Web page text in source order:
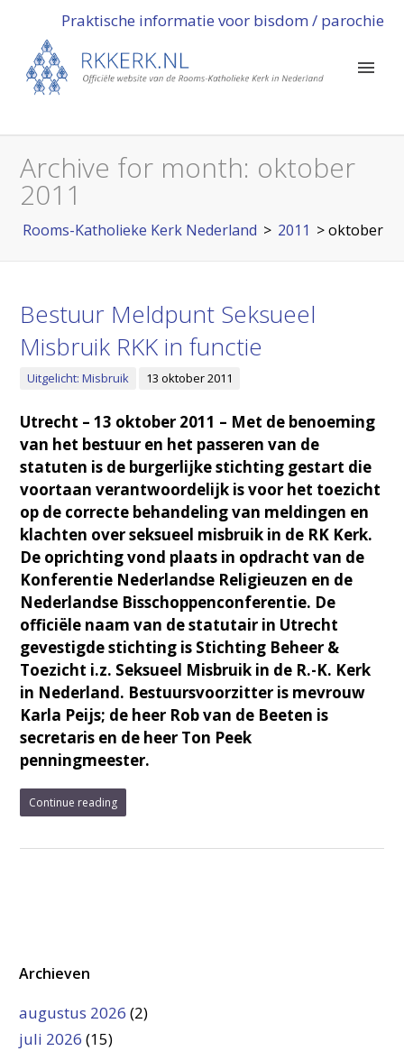
Praktische informatie voor bisdom / parochie
Archive for month: oktober
2011
Rooms-Katholieke Kerk Nederland > 2011 >oktober
Bestuur Meldpunt Seksueel
Misbruik RKK in functie
Uitgelicht: Misbruik 13 oktober 2011
Utrecht – 13 oktober 2011 – Met de benoeming
van het bestuur en het passeren van de
statuten is de burgerlijke stichting gestart die
voortaan verantwoordelijk is voor het toezicht
op de correcte behandeling van meldingen en
klachten over seksueel misbruik in de RK Kerk.
De oprichting vond plaats in opdracht van de
Konferentie Nederlandse Religieuzen en de
Nederlandse Bisschoppenconferentie. De
officiële naam van de statutair in Utrecht
gevestigde stichting is Stichting Beheer &
Toezicht i.z. Seksueel Misbruik in de R.-K. Kerk
in Nederland. Bestuursvoorzitter is mevrouw
Karla Peijs; de heer Rob van de Beeten is
secretaris en de heer Ton Peek
penningmeester.
Continue reading
Archieven
augustus 2026 (2)
juli 2026 (15)